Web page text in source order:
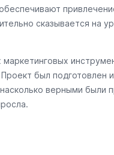
сказывается на
был подготовлен
верными были